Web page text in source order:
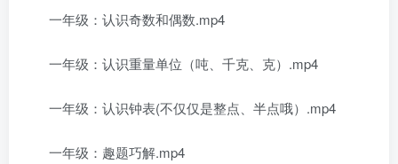
一年级：认识奇数和偶数.mp4
一年级：认识重量单位（吨、千克、克）.mp4
一年级：认识钟表(不仅仅是整点、半点哦）.mp4
一年级：趣题巧解.mp4